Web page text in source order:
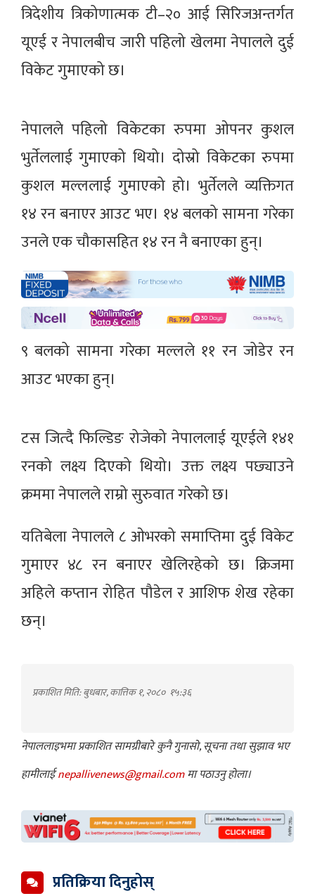
त्रिदेशीय त्रिकोणात्मक टी–२० आई सिरिजअन्तर्गत
यूएई र नेपालबीच जारी पहिलो खेलमा नेपालले दुई
विकेट गुमाएको छ।
नेपालले पहिलो विकेटका रुपमा ओपनर कुशल
भुर्तेललाई गुमाएको थियो। दोस्रो विकेटका रुपमा
कुशल मल्ललाई गुमाएको हो। भुर्तेलले व्यक्तिगत
१४ रन बनाएर आउट भए। १४ बलको सामना गरेका
उनले एक चौकासहित १४ रन नै बनाएका हुन्।
९ बलको सामना गरेका मल्लले ११ रन जोडेर रन
आउट भएका हुन्।
टस जित्दै फिल्डिङ रोजेको नेपाललाई यूएईले १४१
रनको लक्ष्य दिएको थियो। उक्त लक्ष्य पछ्याउने
क्रममा नेपालले राम्रो सुरुवात गरेको छ।
यतिबेला नेपालले ८ ओभरको समाप्तिमा दुई विकेट
गुमाएर ४८ रन बनाएर खेलिरहेको छ। क्रिजमा
अहिले कप्तान रोहित पौडेल र आशिफ शेख रहेका
छन्।
प्रकाशित मिति: बुधबार, कात्तिक १, २०८० १५:३६
नेपाललाइभमा प्रकाशित सामग्रीबारे कुनै गुनासो, सूचना तथा सुझाव भए
हामीलाईnepallivenews@gmail.comमा पठाउनु होला।
प्रतिक्रिया दिनुहोस्